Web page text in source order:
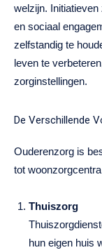
welzijn.
en sociaal
zelfstandig te
leven te
zorginstellingen.
De Verschillende
Ouderenzorg is
tot
Thuiszorg
hun eigen huis